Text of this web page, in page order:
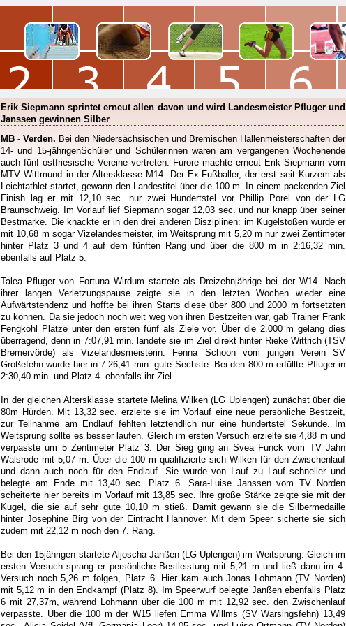
Erik Siepmann sprintet erneut allen davon und wird Landesmeister Pfluger und
Janssen gewinnen Silber
MB - Verden. Bei den Niedersächsischen und Bremischen Hallenmeisterschaften der
14- und 15-jährigenSchüler und Schülerinnen waren am vergangenen Wochenende
auch fünf ostfriesische Vereine vertreten. Furore machte erneut Erik Siepmann vom
MTV Wittmund in der Altersklasse M14. Der Ex-Fußballer, der erst seit Kurzem als
Leichtathlet startet, gewann den Landestitel über die 100 m. In einem packenden Ziel
Finish lag er mit 12,10 sec. nur zwei Hundertstel vor Phillip Porel von der LG
Braunschweig. Im Vorlauf lief Siepmann sogar 12,03 sec. und nur knapp über seiner
Bestmarke. Die knackte er in den drei anderen Disziplinen: im Kugelstoßen wurde er
mit 10,68 m sogar Vizelandesmeister, im Weitsprung mit 5,20 m nur zwei Zentimeter
hinter Platz 3 und 4 auf dem fünften Rang und über die 800 m in 2:16,32 min.
ebenfalls auf Platz 5.
Talea Pfluger von Fortuna Wirdum startete als Dreizehnjährige bei der W14. Nach
ihrer langen Verletzungspause zeigte sie in den letzten Wochen wieder eine
Aufwärtstendenz und hoffte bei ihren Starts diese über 800 und 2000 m fortsetzten
zu können. Da sie jedoch noch weit weg von ihren Bestzeiten war, gab Trainer Frank
Fengkohl Plätze unter den ersten fünf als Ziele vor. Über die 2.000 m gelang dies
überragend, denn in 7:07,91 min. landete sie im Ziel direkt hinter Rieke Wittrich (TSV
Bremervörde) als Vizelandesmeisterin. Fenna Schoon vom jungen Verein SV
Großefehn wurde hier in 7:26,41 min. gute Sechste. Bei den 800 m erfüllte Pfluger in
2:30,40 min. und Platz 4. ebenfalls ihr Ziel.
In der gleichen Altersklasse startete Melina Wilken (LG Uplengen) zunächst über die
80m Hürden. Mit 13,32 sec. erzielte sie im Vorlauf eine neue persönliche Bestzeit,
zur Teilnahme am Endlauf fehlten letztendlich nur eine hundertstel Sekunde. Im
Weitsprung sollte es besser laufen. Gleich im ersten Versuch erzielte sie 4,88 m und
verpasste um 5 Zentimeter Platz 3. Der Sieg ging an Svea Funck vom TV Jahn
Walsrode mit 5,07 m. Über die 100 m qualifizierte sich Wilken für den Zwischenlauf
und dann auch noch für den Endlauf. Sie wurde von Lauf zu Lauf schneller und
belegte am Ende mit 13,40 sec. Platz 6. Sara-Luise Janssen vom TV Norden
scheiterte hier bereits im Vorlauf mit 13,85 sec. Ihre große Stärke zeigte sie mit der
Kugel, die sie auf sehr gute 10,10 m stieß. Damit gewann sie die Silbermedaille
hinter Josephine Birg von der Eintracht Hannover. Mit dem Speer sicherte sie sich
zudem mit 22,12 m noch den 7. Rang.
Bei den 15jährigen startete Aljoscha Janßen (LG Uplengen) im Weitsprung. Gleich im
ersten Versuch sprang er persönliche Bestleistung mit 5,21 m und ließ dann im 4.
Versuch noch 5,26 m folgen, Platz 6. Hier kam auch Jonas Lohmann (TV Norden)
mit 5,12 m in den Endkampf (Platz 8). Im Speerwurf belegte Janßen ebenfalls Platz
6 mit 27,37m, während Lohmann über die 100 m mit 12,92 sec. den Zwischenlauf
verpasste. Über die 100 m der W15 liefen Emma Willms (SV Warsingsfehn) 13,49